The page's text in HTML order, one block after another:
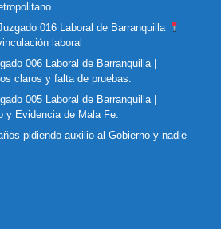
016 Laboral de Barranquilla
laboral
006 Laboral de Barranquilla |
claros y falta de pruebas.
005 Laboral de Barranquilla |
y Evidencia de Mala Fe.
pidiendo auxilio al Gobierno y nadie